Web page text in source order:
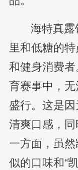
海特真露
里和低糖的
和健身消费
育赛事中，
盛行。这是
清爽口感，
一方面，虽
似的口味和“